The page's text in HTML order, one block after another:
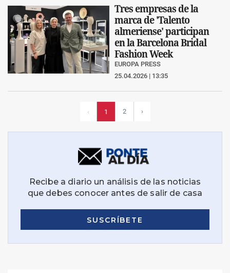
Tres empresas de la
marca de 'Talento
almeriense' participan
en la Barcelona Bridal
Fashion Week
EUROPA PRESS
25.04.2026 | 13:35
‹ 1 2 ›